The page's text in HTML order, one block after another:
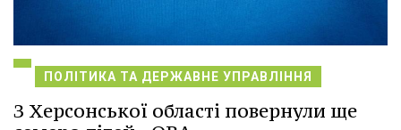
ПОЛІТИКА ТА ДЕРЖАВНЕ УПРАВЛІННЯ
З Херсонської області повернули ще